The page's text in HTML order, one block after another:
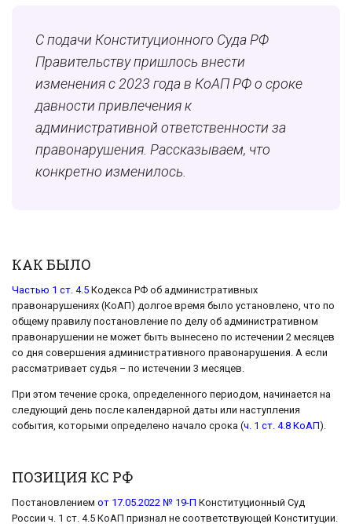
С подачи Конституционного Суда РФ
Правительству пришлось внести
изменения с 2023 года в КоАП РФ о сроке
давности привлечения к
административной ответственности за
правонарушения. Рассказываем, что
конкретно изменилось.
КАК БЫЛО
Частью 1 ст. 4.5 Кодекса РФ об административных
правонарушениях (КоАП) долгое время было установлено, что по
общему правилу постановление по делу об административном
правонарушении не может быть вынесено по истечении 2 месяцев
со дня совершения административного правонарушения. А если
рассматривает судья – по истечении 3 месяцев.
При этом течение срока, определенного периодом, начинается на
следующий день после календарной даты или наступления
события, которыми определено начало срока (ч. 1 ст. 4.8 КоАП).
ПОЗИЦИЯ КС РФ
Постановлением от 17.05.2022 № 19-П Конституционный Суд
России ч. 1 ст. 4.5 КоАП признал не соответствующей Конституции.